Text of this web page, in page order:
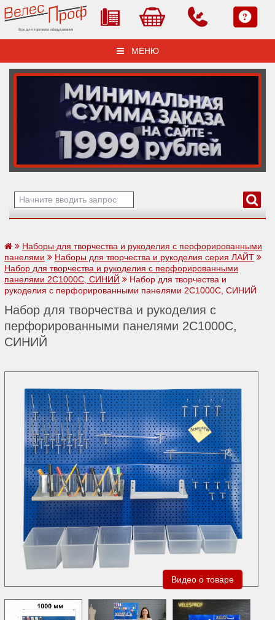
Все для торгового оборудования
МЕНЮ
Наборы для творчества и рукоделия с перфорированными
панелями
Наборы для творчества и рукоделия серия ЛАЙТ
Набор для творчества и рукоделия с перфорированными
панелями 2C1000С, СИНИЙ
Набор для творчества и
рукоделия с перфорированными панелями 2C1000С, СИНИЙ
Набор для творчества и рукоделия с
перфорированными панелями 2C1000С,
СИНИЙ
Видео о товаре